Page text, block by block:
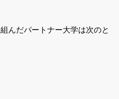
んだパートナー大学は次のと